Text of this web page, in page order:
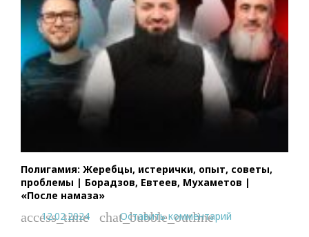
Полигамия: Жеребцы, истерички, опыт, советы,
проблемы | Борадзов, Евтеев, Мухаметов |
«После намаза»
access_time
12.02.2024 chat_bubble_outline
Оставить комментарий